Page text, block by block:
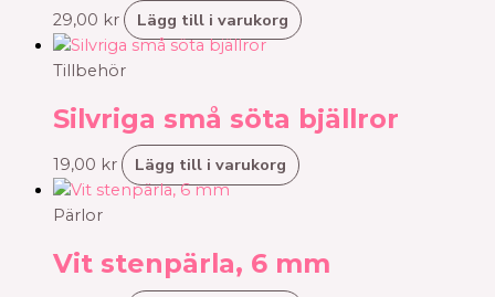
29,00 kr Lägg till i varukorg
Tillbehör
Silvriga små söta bjällror
19,00 kr Lägg till i varukorg
Pärlor
Vit stenpärla, 6 mm